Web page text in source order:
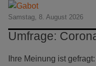
Samstag, 8. August 2026
Umfrage:
Ihre Meinung ist